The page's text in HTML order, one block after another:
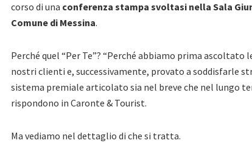
corso di una conferenza stampa svoltasi nella Sala
Comune di Messina.
Perché quel “Per Te”? “Perché abbiamo prima ascoltato
nostri clienti e, successivamente, provato a soddisfarle
sistema premiale articolato sia nel breve che nel lungo
rispondono in Caronte & Tourist.
Ma vediamo nel dettaglio di che si tratta.